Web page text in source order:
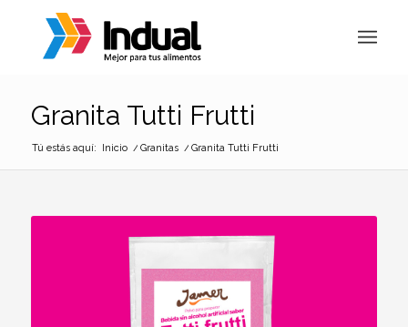
Granita Tutti Frutti
Tú estás aquí: Inicio / Granitas / Granita Tutti Frutti